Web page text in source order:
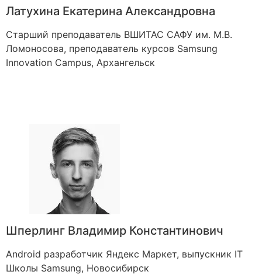
Латухина Екатерина Александровна
Старший преподаватель ВШИТАС САФУ им. М.В.
Ломоносова, преподаватель курсов Samsung
Innovation Campus, Архангельск
Шперлинг Владимир Константинович
Android разработчик Яндекс Маркет, выпускник IT
Школы Samsung, Новосибирск